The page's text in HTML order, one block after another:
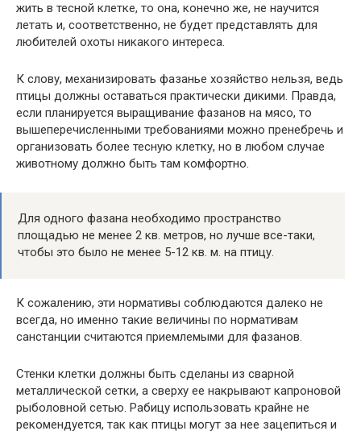
жить в тесной клетке, то она, конечно же, не научится
летать и, соответственно, не будет представлять для
любителей охоты никакого интереса.
К слову, механизировать фазанье хозяйство нельзя, ведь
птицы должны оставаться практически дикими. Правда,
если планируется выращивание фазанов на мясо, то
вышеперечисленными требованиями можно пренебречь и
организовать более тесную клетку, но в любом случае
животному должно быть там комфортно.
Для одного фазана необходимо пространство
площадью не менее 2 кв. метров, но лучше все-таки,
чтобы это было не менее 5-12 кв. м. на птицу.
К сожалению, эти нормативы соблюдаются далеко не
всегда, но именно такие величины по нормативам
санстанции считаются приемлемыми для фазанов.
Стенки клетки должны быть сделаны из сварной
металлической сетки, а сверху ее накрывают капроновой
рыболовной сетью. Рабицу использовать крайне не
рекомендуется, так как птицы могут за нее зацепиться и